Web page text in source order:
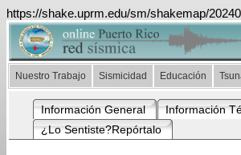
https://shake.uprm.edu/sm/shakemap/
Nuestro Trabajo Sismicidad Educación
Información General Información
¿Lo Sentiste?Repórtalo